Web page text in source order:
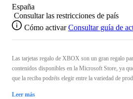
España
Consultar las restricciones de país
Cómo activar Consultar guía de
Las tarjetas regalo de XBOX son un gran regalo
contenidos disponibles en la Microsoft Store, ya
que la reciba podréis elegir entre la variedad de
Leer más